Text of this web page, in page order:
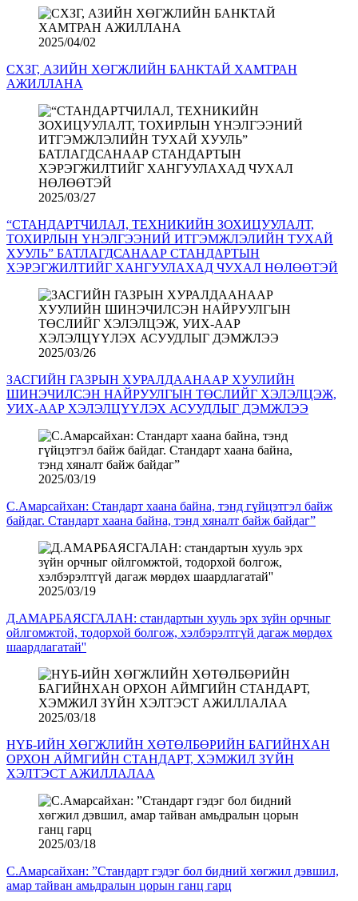
2025/04/02
СХЗГ, АЗИЙН ХӨГЖЛИЙН БАНКТАЙ ХАМТРАН
АЖИЛЛАНА
2025/03/27
“СТАНДАРТЧИЛАЛ, ТЕХНИКИЙН ЗОХИЦУУЛАЛТ,
ТОХИРЛЫН ҮНЭЛГЭЭНИЙ ИТГЭМЖЛЭЛИЙН ТУХАЙ
ХУУЛЬ” БАТЛАГДСАНААР СТАНДАРТЫН
ХЭРЭГЖИЛТИЙГ ХАНГУУЛАХАД ЧУХАЛ НӨЛӨӨТЭЙ
2025/03/26
ЗАСГИЙН ГАЗРЫН ХУРАЛДААНААР ХУУЛИЙН
ШИНЭЧИЛСЭН НАЙРУУЛГЫН ТӨСЛИЙГ ХЭЛЭЛЦЭЖ,
УИХ-ААР ХЭЛЭЛЦҮҮЛЭХ АСУУДЛЫГ ДЭМЖЛЭЭ
2025/03/19
С.Амарсайхан: Стандарт хаана байна, тэнд гүйцэтгэл байж
байдаг. Стандарт хаана байна, тэнд хяналт байж байдаг”
2025/03/19
Д.АМАРБАЯСГАЛАН: стандартын хууль эрх зүйн орчныг
ойлгомжтой, тодорхой болгож, хэлбэрэлтгүй дагаж мөрдөх
шаардлагатай''
2025/03/18
НҮБ-ИЙН ХӨГЖЛИЙН ХӨТӨЛБӨРИЙН БАГИЙНХАН
ОРХОН АЙМГИЙН СТАНДАРТ, ХЭМЖИЛ ЗҮЙН
ХЭЛТЭСТ АЖИЛЛАЛАА
2025/03/18
С.Амарсайхан: ”Стандарт гэдэг бол бидний хөгжил дэвшил,
амар тайван амьдралын цорын ганц гарц